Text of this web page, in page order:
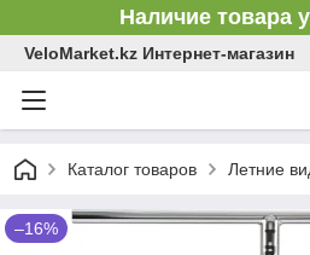
Наличие товара
VeloMarket.kz Интернет-магазин
Каталог товаров Летние
–16%